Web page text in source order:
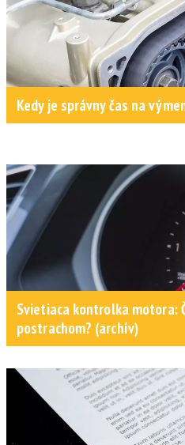
Kedy je správny čas na
Svietiaca kontrolka motora:
postrachom? (archív)